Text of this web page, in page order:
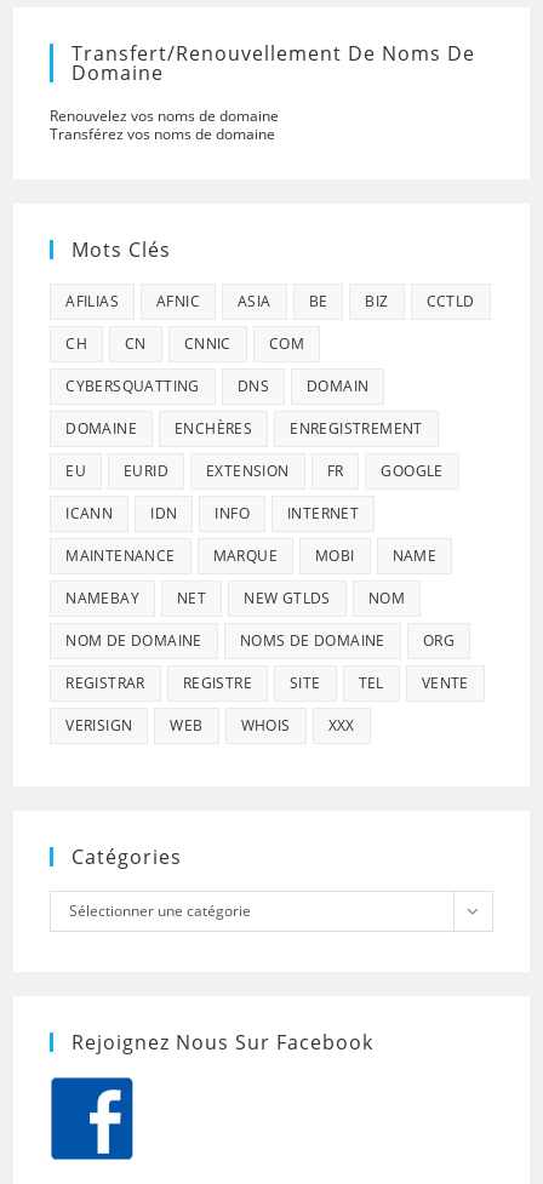
Transfert/renouvellement De Noms De
Domaine
Renouvelez vos noms de domaine
Transférez vos noms de domaine
Mots Clés
AFILIAS AFNIC ASIA BE BIZ CCTLD
CH CN CNNIC COM
CYBERSQUATTING DNS DOMAIN
DOMAINE ENCHÈRES ENREGISTREMENT
EU EURID EXTENSION FR GOOGLE
ICANN IDN INFO INTERNET
MAINTENANCE MARQUE MOBI NAME
NAMEBAY NET NEW GTLDS NOM
NOM DE DOMAINE NOMS DE DOMAINE ORG
REGISTRAR REGISTRE SITE TEL VENTE
VERISIGN WEB WHOIS XXX
Catégories
Catégories
Sélectionner une catégorie
Rejoignez Nous Sur Facebook